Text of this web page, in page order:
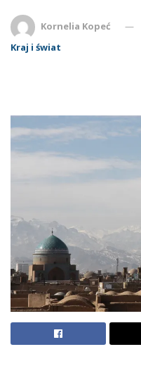
Kornelia Kopeć
Kraj i świat